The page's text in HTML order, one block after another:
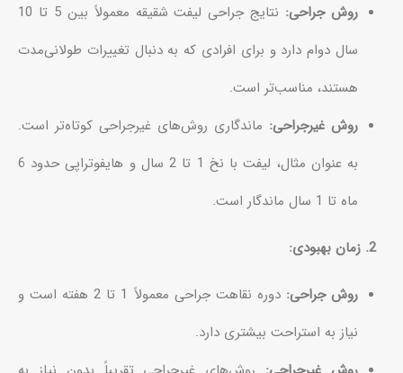
روش جراحی:
نتایج جراحی لیفت شقیقه معمولاً بین 5 تا 10
سال دوام دارد و برای افرادی که به دنبال تغییرات طولانی‌مدت
هستند، مناسب‌تر است.
روش غیرجراحی: ماندگاری روش‌های غیرجراحی کوتاه‌تر است.
به عنوان مثال، لیفت با نخ 1 تا 2 سال و هایفوتراپی حدود 6
ماه تا 1 سال ماندگار است.
2. زمان بهبودی:
روش جراحی:
دوره نقاهت جراحی معمولاً 1 تا 2 هفته است و
نیاز به استراحت بیشتری دارد.